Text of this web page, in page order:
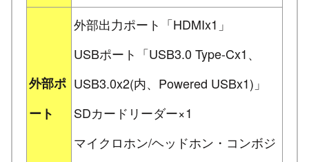
外部ポ
ート
外部出力ポート「HDMIx1」
USBポート「USB3.0 Type-Cx1、
USB3.0x2(内、Powered USBx1)」
SDカードリーダー×1
マイクロホン/ヘッドホン・コンボジ